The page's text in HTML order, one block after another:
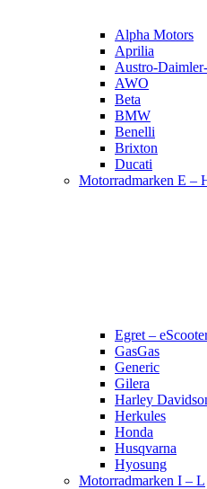
Alpha Motors
Aprilia
Austro-
AWO
Beta
BMW
Benelli
Brixton
Ducati
Motorradmarken E –
Egret –
GasGas
Generic
Gilera
Harley
Herkules
Honda
Husqvarna
Hyosung
Motorradmarken I – L